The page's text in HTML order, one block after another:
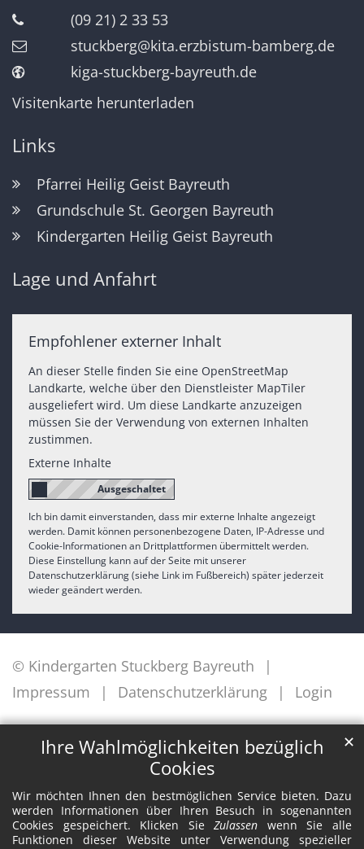
Ihre Wahlmöglichkeiten bezüglich
Cookies
Wir möchten Ihnen den bestmöglichen Service bieten. Dazu
werden Informationen über Ihren Besuch in sogenannten
Cookies gespeichert. Klicken SieZulassen wenn Sie alle
Funktionen dieser Website unter Verwendung spezieller
✕
(09 21) 2 33 53
stuckberg@kita.erzbistum-bamberg.de
kiga-stuckberg-bayreuth.de
Visitenkarte herunterladen
Links
Pfarrei Heilig Geist Bayreuth
Grundschule St. Georgen Bayreuth
Kindergarten Heilig Geist Bayreuth
Lage und Anfahrt
Empfohlener externer Inhalt
An dieser Stelle finden Sie eine OpenStreetMap
Landkarte, welche über den Dienstleister MapTiler
ausgeliefert wird. Um diese Landkarte anzuzeigen
müssen Sie der Verwendung von externen Inhalten
zustimmen.
Externe Inhalte
Ich bin damit einverstanden, dass mir externe Inhalte angezeigt
werden. Damit können personenbezogene Daten, IP-Adresse und
Cookie-Informationen an Drittplattformen übermittelt werden.
Diese Einstellung kann auf der Seite mit unserer
Datenschutzerklärung (siehe Link im Fußbereich) später jederzeit
wieder geändert werden.
© Kindergarten Stuckberg Bayreuth
Impressum
Datenschutzerklärung Login